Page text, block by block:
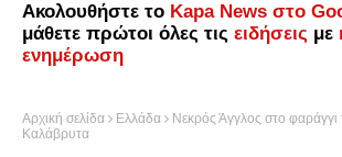
Ακολουθήστε το Kapa News στο
μάθετε πρώτοι όλες τις ειδήσεις με
ενημέρωση
Αρχική σελίδα Ελλάδα
Νεκρός Άγγλος στο
Καλάβρυτα